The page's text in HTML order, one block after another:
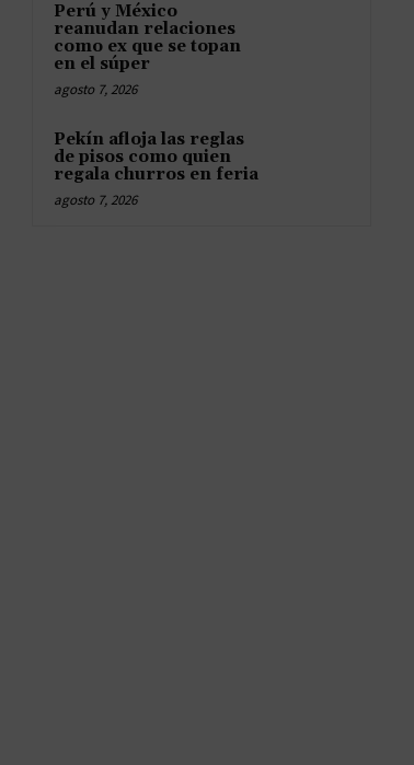
Perú y México
reanudan relaciones
como ex que se topan
en el súper
agosto 7, 2026
Pekín afloja las reglas
de pisos como quien
regala churros en feria
agosto 7, 2026